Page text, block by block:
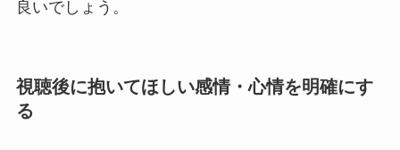
良いでしょう。
視聴後に抱いてほしい感情・心情を明確にす
る